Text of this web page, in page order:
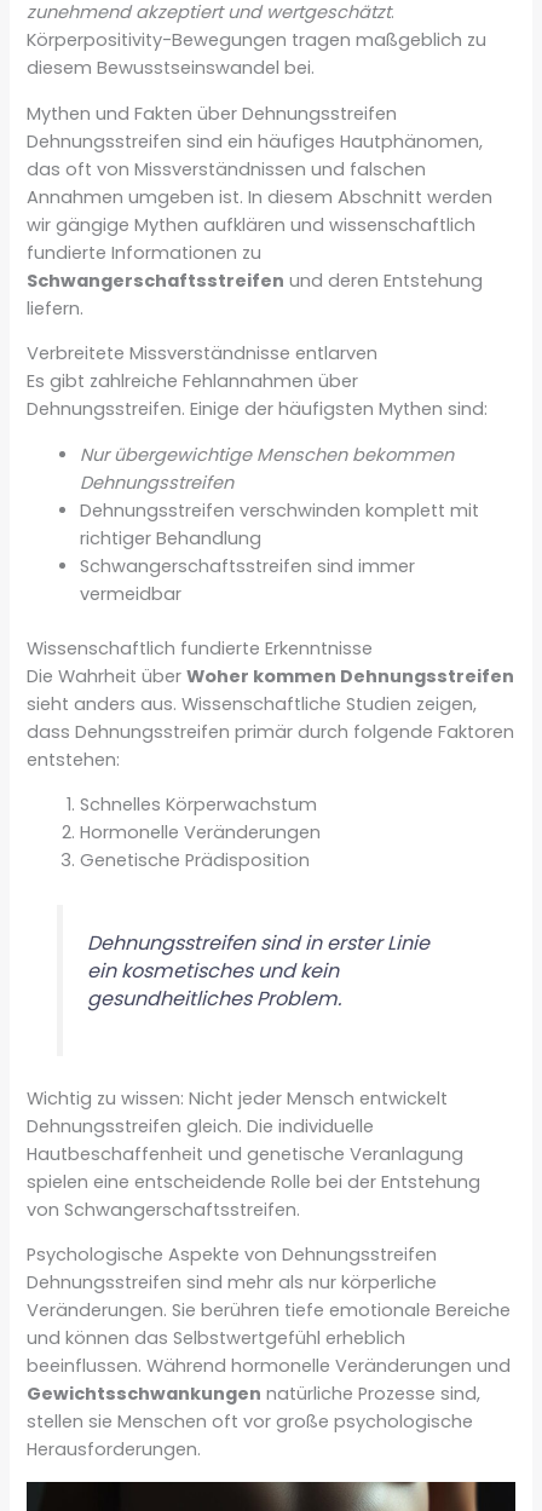
zunehmend akzeptiert und wertgeschätzt.
Körperpositivity-Bewegungen tragen maßgeblich zu
diesem Bewusstseinswandel bei.
Mythen und Fakten über Dehnungsstreifen
Dehnungsstreifen sind ein häufiges Hautphänomen,
das oft von Missverständnissen und falschen
Annahmen umgeben ist. In diesem Abschnitt werden
wir gängige Mythen aufklären und wissenschaftlich
fundierte Informationen zu
Schwangerschaftsstreifen und deren Entstehung
liefern.
Verbreitete Missverständnisse entlarven
Es gibt zahlreiche Fehlannahmen über
Dehnungsstreifen. Einige der häufigsten Mythen sind:
Nur übergewichtige Menschen bekommen
Dehnungsstreifen
Dehnungsstreifen verschwinden komplett mit
richtiger Behandlung
Schwangerschaftsstreifen sind immer
vermeidbar
Wissenschaftlich fundierte Erkenntnisse
Die Wahrheit überWoher kommen Dehnungsstreifen
sieht anders aus. Wissenschaftliche Studien zeigen,
dass Dehnungsstreifen primär durch folgende Faktoren
entstehen:
Schnelles Körperwachstum
Hormonelle Veränderungen
Genetische Prädisposition
Dehnungsstreifen sind in erster Linie
ein kosmetisches und kein
gesundheitliches Problem.
Wichtig zu wissen: Nicht jeder Mensch entwickelt
Dehnungsstreifen gleich. Die individuelle
Hautbeschaffenheit und genetische Veranlagung
spielen eine entscheidende Rolle bei der Entstehung
von Schwangerschaftsstreifen.
Psychologische Aspekte von Dehnungsstreifen
Dehnungsstreifen sind mehr als nur körperliche
Veränderungen. Sie berühren tiefe emotionale Bereiche
und können das Selbstwertgefühl erheblich
beeinflussen. Während hormonelle Veränderungen und
Gewichtsschwankungen natürliche Prozesse sind,
stellen sie Menschen oft vor große psychologische
Herausforderungen.